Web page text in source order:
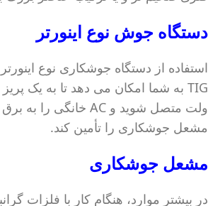
دستگاه جوش نوع اینورتر
استفاده از دستگاه جوشکاری نوع
مشعل جوشکاری را تأمین کند.
مشعل جوشکاری
در بیشتر موارد، هنگام کار با فلزات